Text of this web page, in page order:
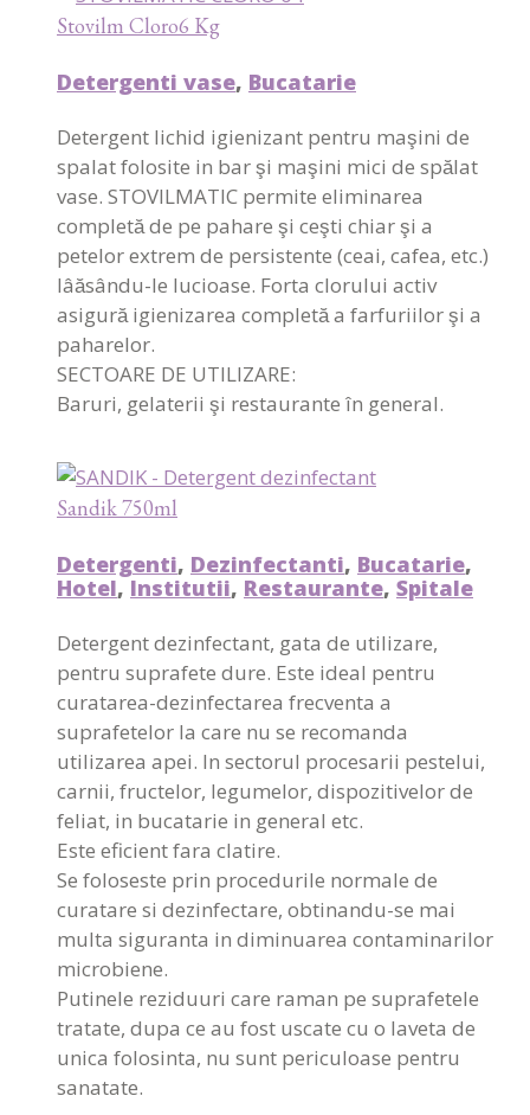
Stovilm Cloro6 Kg
Detergenti vase, Bucatarie
Detergent lichid igienizant pentru maşini de
spalat folosite in bar şi maşini mici de spălat
vase. STOVILMATIC permite eliminarea
completă de pe pahare şi ceşti chiar şi a
petelor extrem de persistente (ceai, cafea, etc.)
lâăsându-le lucioase. Forta clorului activ
asigură igienizarea completă a farfuriilor şi a
paharelor.
SECTOARE DE UTILIZARE:
Baruri, gelaterii şi restaurante în general.
Sandik 750ml
Detergenti, Dezinfectanti, Bucatarie,
Hotel, Institutii, Restaurante, Spitale
Detergent dezinfectant, gata de utilizare,
pentru suprafete dure. Este ideal pentru
curatarea-dezinfectarea frecventa a
suprafetelor la care nu se recomanda
utilizarea apei. In sectorul procesarii pestelui,
carnii, fructelor, legumelor, dispozitivelor de
feliat, in bucatarie in general etc.
Este eficient fara clatire.
Se foloseste prin procedurile normale de
curatare si dezinfectare, obtinandu-se mai
multa siguranta in diminuarea contaminarilor
microbiene.
Putinele reziduuri care raman pe suprafetele
tratate, dupa ce au fost uscate cu o laveta de
unica folosinta, nu sunt periculoase pentru
sanatate.